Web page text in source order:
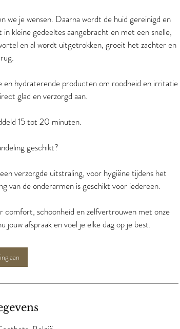
we je wensen. Daarna wordt de huid gereinigd en
kleine gedeeltes aangebracht en met een snelle,
en al wordt uitgetrokken, groeit het zachter en
en hydraterende producten om roodheid en irritatie
glad en verzorgd aan.
15 tot 20 minuten.
geschikt?
verzorgde uitstraling, voor hygiëne tijdens het
van de onderarmen is geschikt voor iedereen.
comfort, schoonheid en zelfvertrouwen met onze
aan